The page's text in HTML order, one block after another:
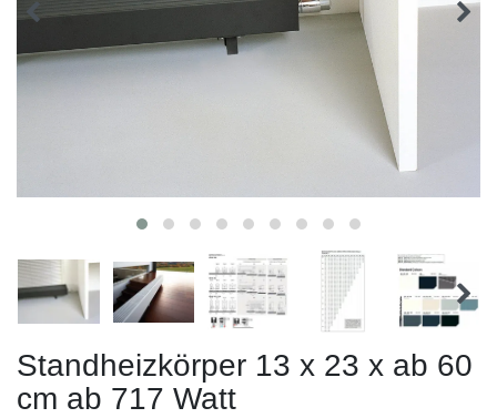
Standheizkörper 13 x 23 x ab 60
cm ab 717 Watt